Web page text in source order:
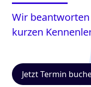
Wir
kurzen
Jetzt Termin